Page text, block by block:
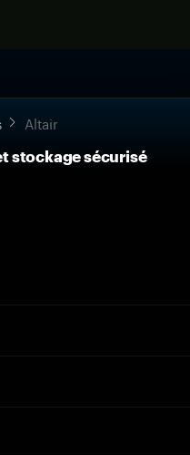
Altair
stockage sécurisé